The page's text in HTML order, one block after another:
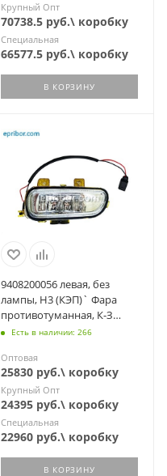
Крупный Опт
70738.5 руб.\ коробку
Специальная
66577.5 руб.\ коробку
В КОРЗИНУ
9408200056 левая, без
лампы, H3 (КЭП)` Фара
противотуманная, К-З
5490, MERCEDES Axor
Есть в наличии: 266
Оптовая
25830 руб.\ коробку
Крупный Опт
24395 руб.\ коробку
Специальная
22960 руб.\ коробку
В КОРЗИНУ